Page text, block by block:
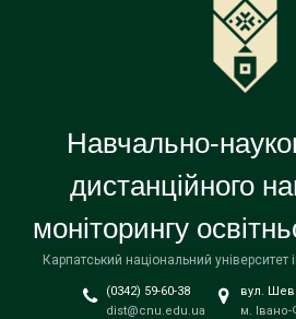
Опитування щодо якості
викладання дисциплін у ІІ
семестрі 2025-2026 н.р.
Навчально-
дистанційного
моніторингу
Карпатський національний
(0342) 59-60-38
dist@cnu.edu.ua
вул.
м.